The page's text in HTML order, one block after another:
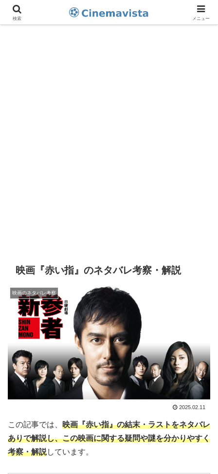
映画『赤い指』のネタバレ考察・解説
映画のネタバレ考察
2025.02.11
この記事では、 映画『赤い指』の結末・ラストをネタバレ
ありで解説し、この映画に関する疑問や謎を分かりやすく
考察・解説しています。
検索 メニュー